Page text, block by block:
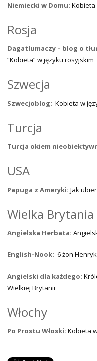
Niemiecki w Domu: Kobieta
Rosja
Dagatlumaczy – blog o
“Kobieta” w języku rosyjskim
Szwecja
Szwecjoblog: Kobieta w
Turcja
Turcja okiem
USA
Papuga z Ameryki: Jak
Wielka Brytania
Angielska Herbata:
English-Nook: 6 żon
Angielski dla każdego:
Wielkiej Brytanii
Włochy
Po Prostu Włoski: Kobieta